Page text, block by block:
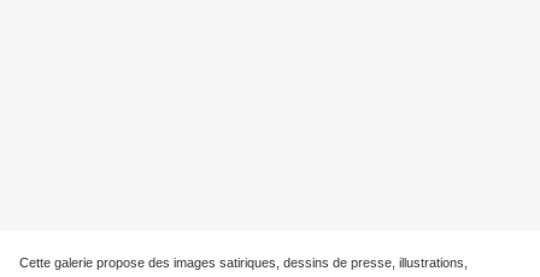
Cette galerie propose des images satiriques, dessins de presse, illustrations,